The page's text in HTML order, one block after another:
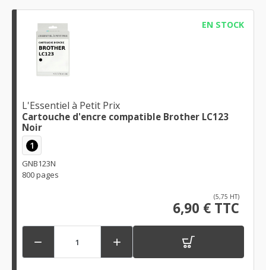
EN STOCK
L'Essentiel à Petit Prix
Cartouche d'encre compatible Brother LC123
Noir
1
GNB123N
800 pages
(5,75 HT)
6,90 € TTC
 